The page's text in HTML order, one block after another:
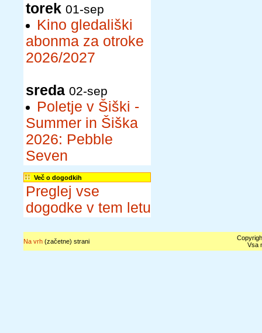
torek 01-sep
Kino gledališki
abonma za otroke
2026/2027
sreda 02-sep
Poletje v Šiški -
Summer in Šiška
2026: Pebble
Seven
Več o dogodkih
Preglej vse
dogodke v tem letu
Na vrh(začetne) strani
Vsa